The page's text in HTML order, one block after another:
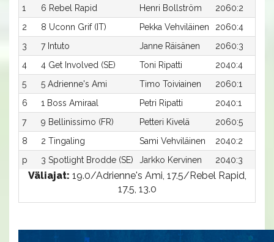
1
6 Rebel Rapid Henri Bollström 2060:2
2
8 Uconn Grif (IT) Pekka Vehviläinen 2060:4
3
7 Intuto Janne Räisänen 2060:3
4
4 Get Involved (SE) Toni Ripatti 2040:4
5
5 Adrienne's Ami Timo Toiviainen 2060:1
6
1 Boss Amiraal Petri Ripatti 2040:1
7
9 Bellinissimo (FR) Petteri Kivelä 2060:5
8
2 Tingaling Sami Vehviläinen 2040:2
p
3 Spotlight Brodde (SE) Jarkko Kervinen 2040:3
Väliajat: 19.0/Adrienne's Ami, 17.5/Rebel Rapid,
17.5, 13.0